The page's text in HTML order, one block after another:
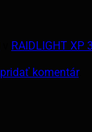
RAIDLIGHT XP
pridať komentár.